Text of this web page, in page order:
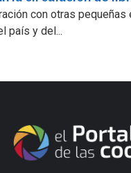
con otras
país y del...